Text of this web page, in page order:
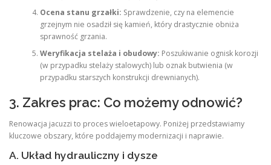
Ocena stanu grzałki: Sprawdzenie, czy na elemencie
grzejnym nie osadził się kamień, który drastycznie obniża
sprawność grzania.
Weryfikacja stelaża i obudowy: Poszukiwanie ognisk korozji
(w przypadku stelaży stalowych) lub oznak butwienia (w
przypadku starszych konstrukcji drewnianych).
3. Zakres prac: Co możemy odnowić?
Renowacja jacuzzi to proces wieloetapowy. Poniżej przedstawiamy
kluczowe obszary, które poddajemy modernizacji i naprawie.
A. Układ hydrauliczny i dysze